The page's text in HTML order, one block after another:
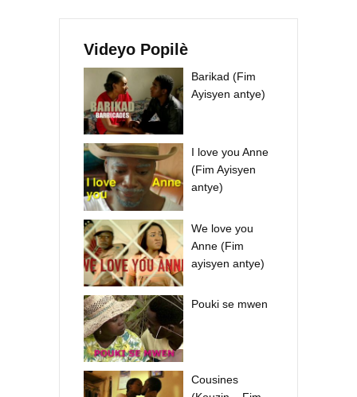
Videyo Popilè
Barikad (Fim
Ayisyen antye)
I love you Anne
(Fim Ayisyen
antye)
We love you
Anne (Fim
ayisyen antye)
Pouki se mwen
Cousines